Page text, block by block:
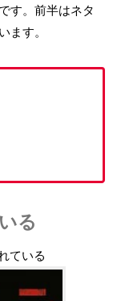
す。前半はネタ
ます。
る
ている